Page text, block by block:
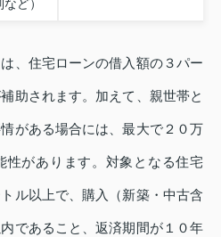
など）
、住宅ローンの借入額の３パー
助されます。加えて、親世帯と
がある場合には、最大で２０万
性があります。対象となる住宅
ル以上で、購入（新築・中古含
であること、返済期間が１０年